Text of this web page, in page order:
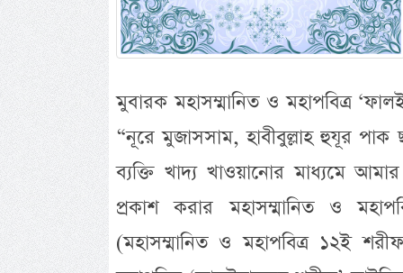
মুবারক মহাসম্মানিত ও মহাপবিত্র
“নূরে মুজাসসাম, হাবীবুল্লাহ হুযূর পাক
ব্যক্তি খাদ্য খাওয়ানোর মাধ্যমে
প্রকাশ করার মহাসম্মানিত ও
(মহাসম্মানিত ও মহাপবিত্র ১২ই